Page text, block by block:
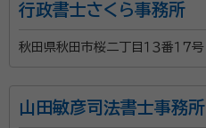
行政書士さくら事務所
秋田県秋田市桜二丁目１３番１７号
山田敏彦司法書士事務所